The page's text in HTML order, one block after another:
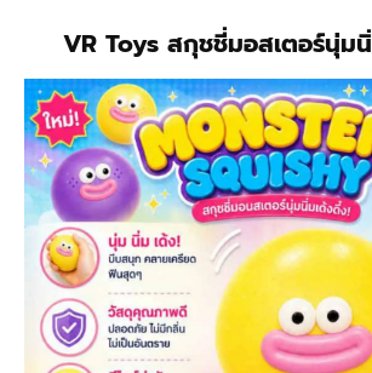
VR Toys สกุชชี่มอสเตอร์นุ่ม